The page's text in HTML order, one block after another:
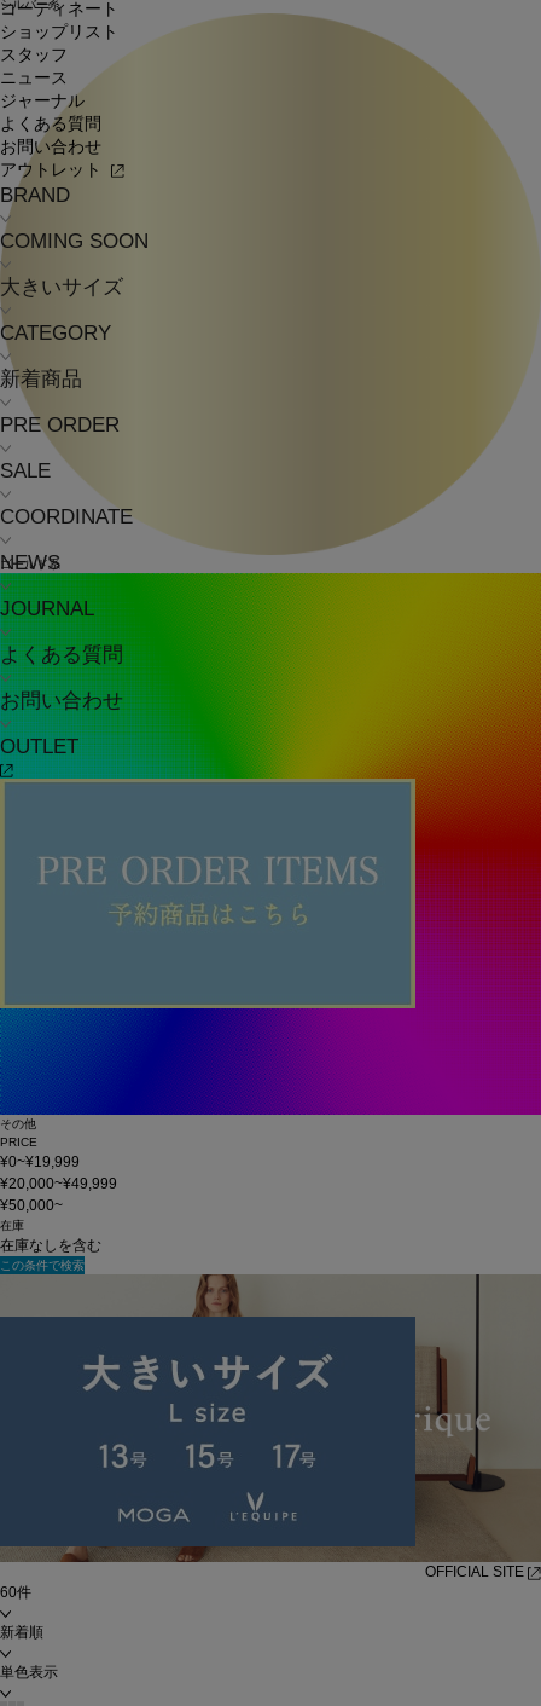
コーディネート
ショップリスト
スタッフ
ニュース
ジャーナル
よくある質問
お問い合わせ
アウトレット
BRAND
COMING SOON
大きいサイズ
CATEGORY
新着商品
PRE ORDER
SALE
COORDINATE
NEWS
JOURNAL
よくある質問
お問い合わせ
OUTLET
シルバー系
ゴールド系
その他
PRICE
¥0~¥19,999
¥20,000~¥49,999
¥50,000~
在庫
在庫なしを含む
この条件で検索
OFFICIAL SITE
60件
新着順
単色表示